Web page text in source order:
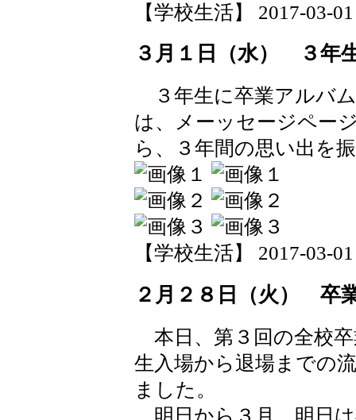
【学校生活】 2017-03-
３月１日（水） ３年
３年生に卒業アルバ
は、メーッセージペー
ら、３年間の思い出を
【学校生活】 2017-03-
２月２８日（火） 卒
本日、第３回の全校
生入場から退場までの
ました。
明日から３月。明日